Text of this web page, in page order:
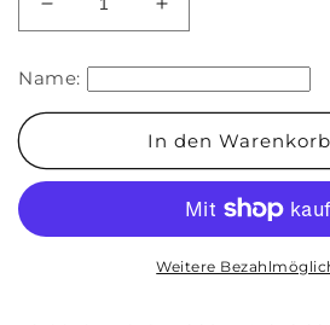
Verringere
die
Menge
für
Babys
Willkommensbox
mintgrün
Erhöhe
die
Menge
für
Babys
Willkommensbox
mintgrün
Name:
In den
Weitere